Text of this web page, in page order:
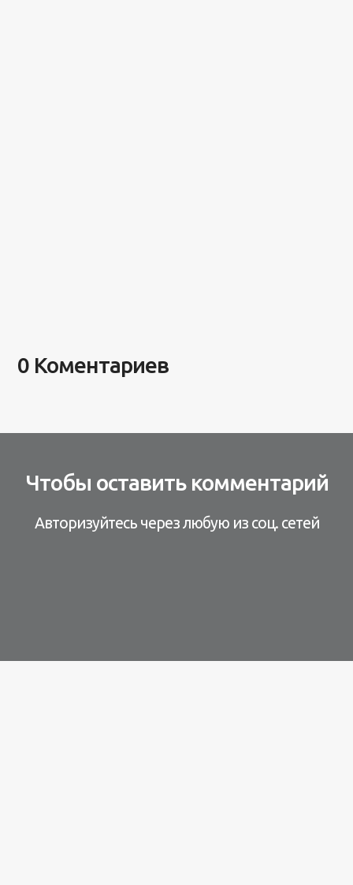
0 Коментариев
Чтобы оставить комментарий
Авторизуйтесь через любую из соц. сетей